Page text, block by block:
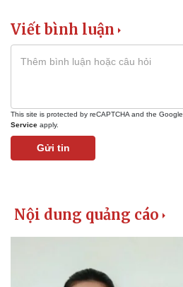
Viết bình luận
This site is protected by reCAPTCHA and the Google
Service apply.
Gửi tin